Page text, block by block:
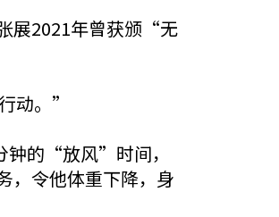
展2021年曾获颁“无
动。”
钟的“放风”时间，
，令他体重下降，身